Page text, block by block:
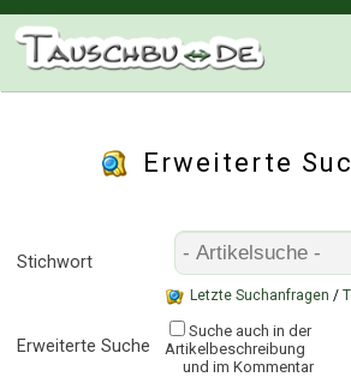
Erweiterte
Stichwort
Letzte Suchanfragen /
Erweiterte Suche
Suche auch in der
Artikelbeschreibung
und im Kommentar